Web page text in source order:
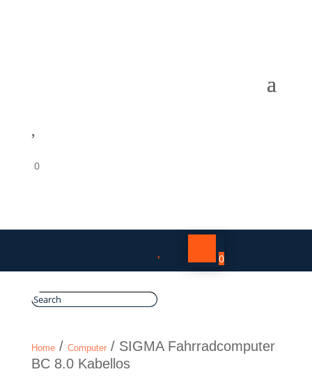
0
0
Home/ Computer/ SIGMA Fahrradcomputer
BC 8.0 Kabellos